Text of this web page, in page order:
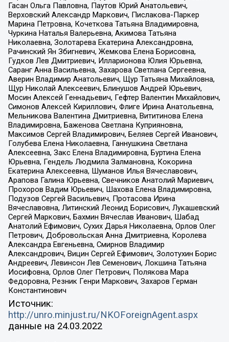
Гасан Ольга Павловна, Паутов Юрий Анатольевич,
Верховский Александр Маркович, Пислакова-Паркер
Марина Петровна, Кочеткова Татьяна Владимировна,
Чуркина Наталья Валерьевна, Акимова Татьяна
Николаевна, Золотарева Екатерина Александровна,
Рачинский Ян Збигневич, Жемкова Елена Борисовна,
Гудков Лев Дмитриевич, Илларионова Юлия Юрьевна,
Саранг Анна Васильевна, Захарова Светлана Сергеевна,
Аверин Владимир Анатольевич, Щур Татьяна Михайловна,
Щур Николай Алексеевич, Блинушов Андрей Юрьевич,
Мосин Алексей Геннадьевич, Гефтер Валентин Михайлович,
Симонов Алексей Кириллович, Флиге Ирина Анатольевна,
Мельникова Валентина Дмитриевна, Вититинова Елена
Владимировна, Баженова Светлана Куприяновна,
Максимов Сергей Владимирович, Беляев Сергей Иванович,
Голубева Елена Николаевна, Ганнушкина Светлана
Алексеевна, Закс Елена Владимировна, Буртина Елена
Юрьевна, Гендель Людмила Залмановна, Кокорина
Екатерина Алексеевна, Шуманов Илья Вячеславович,
Арапова Галина Юрьевна, Свечников Анатолий Мариевич,
Прохоров Вадим Юрьевич, Шахова Елена Владимировна,
Подузов Сергей Васильевич, Протасова Ирина
Вячеславовна, Литинский Леонид Борисович, Лукашевский
Сергей Маркович, Бахмин Вячеслав Иванович, Шабад
Анатолий Ефимович, Сухих Дарья Николаевна, Орлов Олег
Петрович, Добровольская Анна Дмитриевна, Королева
Александра Евгеньевна, Смирнов Владимир
Александрович, Вицин Сергей Ефимович, Золотухин Борис
Андреевич, Левинсон Лев Семенович, Локшина Татьяна
Иосифовна, Орлов Олег Петрович, Полякова Мара
Федоровна, Резник Генри Маркович, Захаров Герман
Константинович
Источник:
http://unro.minjust.ru/NKOForeignAgent.aspx
данные на 24.03.2022